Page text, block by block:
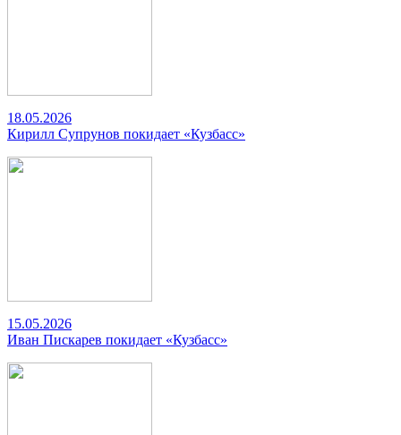
18.05.2026
Кирилл Супрунов покидает «Кузбасс»
15.05.2026
Иван Пискарев покидает «Кузбасс»